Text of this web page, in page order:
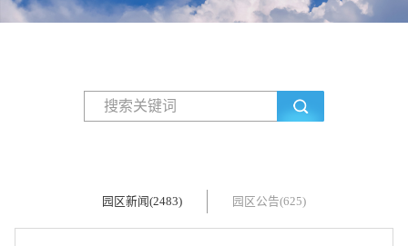
园区新闻(2483) 园区公告(625)